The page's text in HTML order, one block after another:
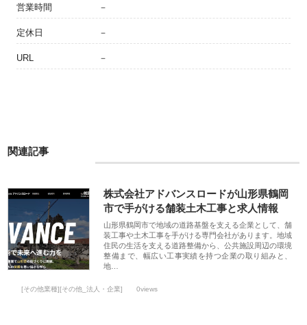
営業時間 －
定休日 －
URL －
関連記事
株式会社アドバンスロードが山形県鶴岡
市で手がける舗装土木工事と求人情報
山形県鶴岡市で地域の道路基盤を支える企業として、舗
装工事や土木工事を手がける専門会社があります。地域
住民の生活を支える道路整備から、公共施設周辺の環境
整備まで、幅広い工事実績を持つ企業の取り組みと、
地…
[その他業種][その他_法人・企業] 0views